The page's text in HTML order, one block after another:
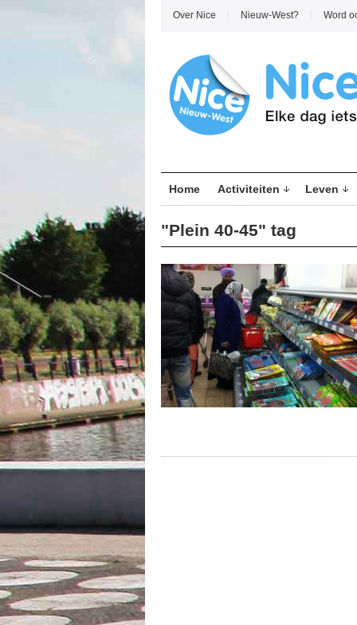
Over Nice Nieuw-West? Word
Home Activiteiten Leven
"Plein 40-45" tag